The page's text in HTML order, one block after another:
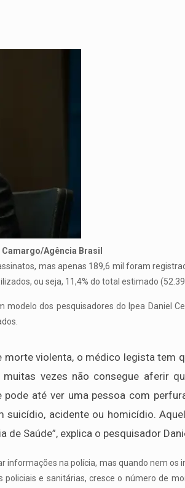
Agência Brasil
mas apenas 189,6 mil foram
ou seja, 11,4% do total estimado
dos pesquisadores do Ipea Daniel
morte violenta, o médico legista tem
vezes não consegue aferir
até ver uma pessoa com
acidente ou homicídio.
de Saúde”, explica o pesquisador
informações na polícia, mas quando nem os
e sanitárias, cresce o número de